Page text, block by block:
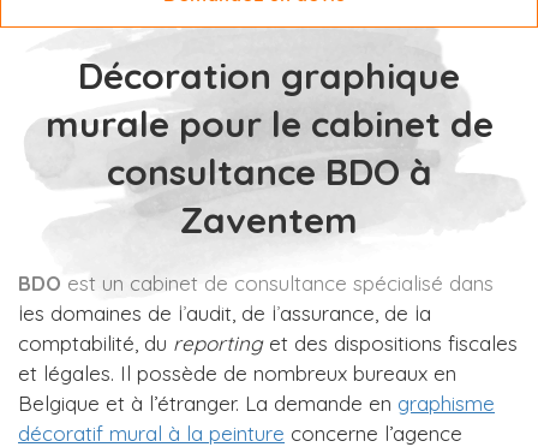
Décoration graphique
murale pour le cabinet de
consultance BDO à
Zaventem
BDO est un cabinet de consultance spécialisé dans
les domaines de l’audit, de l’assurance, de la
comptabilité, du reportinget des dispositions fiscales
et légales. Il possède de nombreux bureaux en
Belgique et à l’étranger. La demande en graphisme
décoratif mural à la peinture concerne l’agence